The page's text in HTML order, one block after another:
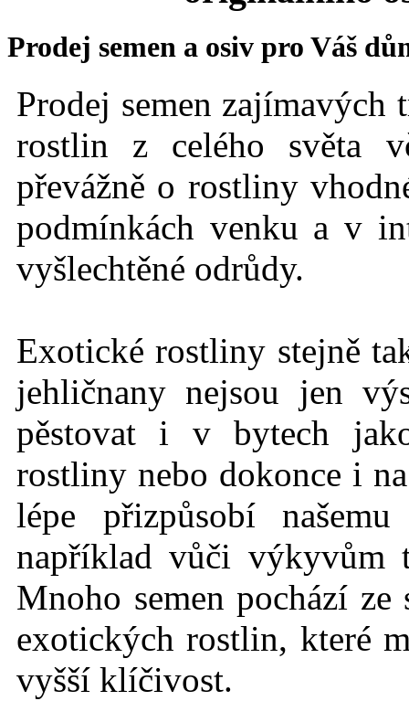
Prodej semen a osiv pro Váš
Prodej semen
rostlin z celého světa
převážně o rostliny
podmínkách venku a v
vyšlechtěné odrůdy.
Exotické rostliny stejně
jehličnany nejsou jen
pěstovat i v bytech
rostliny nebo dokonce i
lépe přizpůsobí
například vůči výkyvům
Mnoho semen pochází ze
exotických rostlin, které
vyšší klíčivost.